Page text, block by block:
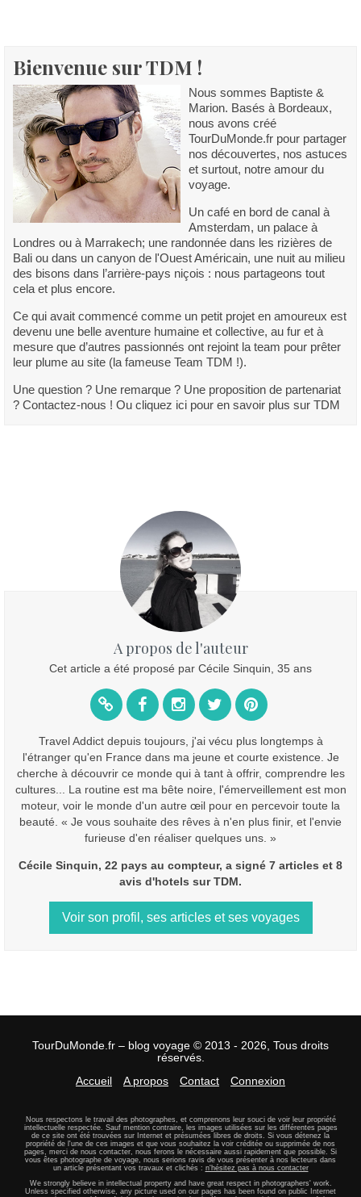
Bienvenue sur TDM !
Nous sommes Baptiste &
Marion. Basés à Bordeaux,
nous avons créé
TourDuMonde.fr pour partager
nos découvertes, nos astuces
et surtout, notre amour du
voyage.
Un café en bord de canal à
Amsterdam, un palace à
Londres ou à Marrakech; une randonnée dans les rizières de
Bali ou dans un canyon de l'Ouest Américain, une nuit au milieu
des bisons dans l’arrière-pays niçois : nous partageons tout
cela et plus encore.
Ce qui avait commencé comme un petit projet en amoureux est
devenu une belle aventure humaine et collective, au fur et à
mesure que d’autres passionnés ont rejoint la team pour prêter
leur plume au site (la fameuse Team TDM !).
Une question ? Une remarque ? Une proposition de partenariat
? Contactez-nous ! Ou cliquez ici pour en savoir plus sur TDM
A propos de l'auteur
Cet article a été proposé par Cécile Sinquin, 35 ans
Travel Addict depuis toujours, j'ai vécu plus longtemps à
l'étranger qu'en France dans ma jeune et courte existence. Je
cherche à découvrir ce monde qui à tant à offrir, comprendre les
cultures... La routine est ma bête noire, l'émerveillement est mon
moteur, voir le monde d'un autre œil pour en percevoir toute la
beauté. « Je vous souhaite des rêves à n'en plus finir, et l'envie
furieuse d'en réaliser quelques uns. »
Cécile Sinquin, 22 pays au compteur, a signé 7 articles et 8
avis d'hotels sur TDM.
Voir son profil, ses articles et ses voyages
TourDuMonde.fr – blog voyage © 2013 - 2026, Tous droits
réservés.
Accueil
A propos Contact Connexion
Nous respectons le travail des photographes, et comprenons leur souci de voir leur propriété
intellectuelle respectée. Sauf mention contraire, les images utilisées sur les différentes pages
de ce site ont été trouvées sur Internet et présumées libres de droits. Si vous détenez la
propriété de l'une de ces images et que vous souhaitez la voir créditée ou supprimée de nos
pages, merci de nous contacter, nous ferons le nécessaire aussi rapidement que possible. Si
vous êtes photographe de voyage, nous serions ravis de vous présenter à nos lecteurs dans
un article présentant vos travaux et clichés : n'hésitez pas à nous contacter
We strongly believe in intellectual property and have great respect in photographers' work.
Unless specified otherwise, any picture used on our pages has been found on public Internet